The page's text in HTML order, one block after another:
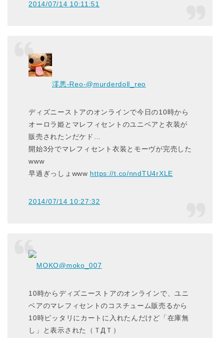
2014/07/14 10:11:51
澪悪-Reo-@murderdoll_reo
ディズニーストアのオンラインで今日の10時から
オーロラ姫とマレフィセントのユニベアと衣装が
販売されたンだケド…
開始3分でマレフィセント衣装とモーヴが完売した
www
早過ぎっしょwww https://t.co/nndTU4rXLE
2014/07/14 10:27:32
MOKO@moko_007
10時からディズニーストアのオンラインで、ユニ
ベアのマレフィセントのコスチューム販売るから
10時ピッタリにカートに入れたんだけど「在庫無
し」と表示された（ＴДＴ）